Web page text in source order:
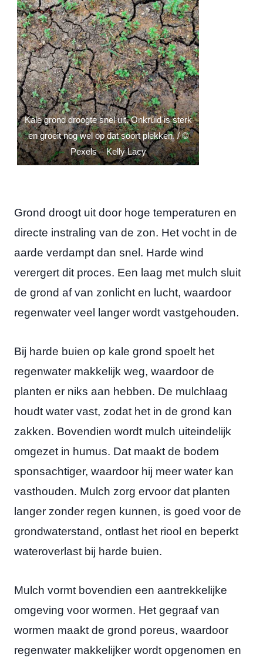
Kale grond droogte snel uit. Onkruid is sterk
en groeit nog wel op dat soort plekken. / ©
Pexels – Kelly Lacy
Grond droogt uit door hoge temperaturen en
directe instraling van de zon. Het vocht in de
aarde verdampt dan snel. Harde wind
verergert dit proces. Een laag met mulch sluit
de grond af van zonlicht en lucht, waardoor
regenwater veel langer wordt vastgehouden.
Bij harde buien op kale grond spoelt het
regenwater makkelijk weg, waardoor de
planten er niks aan hebben. De mulchlaag
houdt water vast, zodat het in de grond kan
zakken. Bovendien wordt mulch uiteindelijk
omgezet in humus. Dat maakt de bodem
sponsachtiger, waardoor hij meer water kan
vasthouden. Mulch zorg ervoor dat planten
langer zonder regen kunnen, is goed voor de
grondwaterstand, ontlast het riool en beperkt
wateroverlast bij harde buien.
Mulch vormt bovendien een aantrekkelijke
omgeving voor wormen. Het gegraaf van
wormen maakt de grond poreus, waardoor
regenwater makkelijker wordt opgenomen en